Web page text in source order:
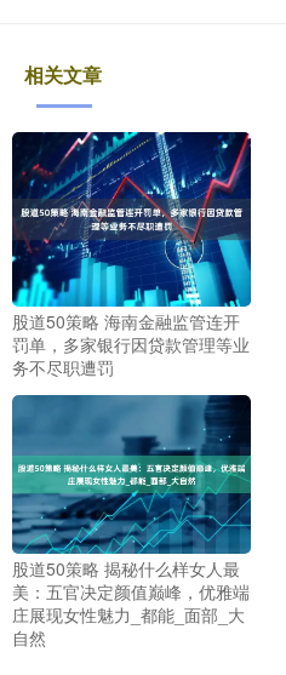
相关文章
股道50策略 海南金融监管连开
罚单，多家银行因贷款管理等业
务不尽职遭罚
股道50策略 揭秘什么样女人最
美：五官决定颜值巅峰，优雅端
庄展现女性魅力_都能_面部_大
自然